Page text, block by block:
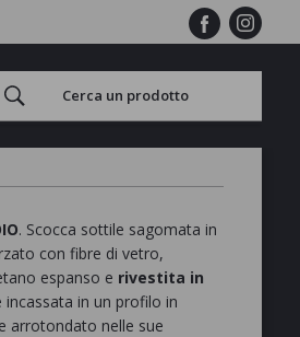
. Scocca sottile sagomata in
con fibre di vetro,
espanso e rivestita in
incassata in un profilo in
arrotondato nelle sue